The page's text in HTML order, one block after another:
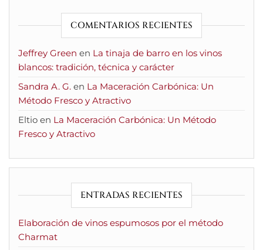
COMENTARIOS RECIENTES
Jeffrey Green en La tinaja de barro en los vinos
blancos: tradición, técnica y carácter
Sandra A. G. en La Maceración Carbónica: Un
Método Fresco y Atractivo
Eltio en La Maceración Carbónica: Un Método
Fresco y Atractivo
ENTRADAS RECIENTES
Elaboración de vinos espumosos por el método
Charmat